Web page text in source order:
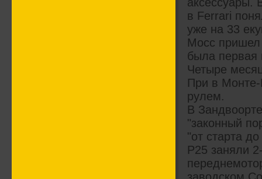
в Ferrari
уже на 33
Мосс
была первая
Четыре
При в Монте-
рулем.
В
"законный
"от старта
P25 заняли